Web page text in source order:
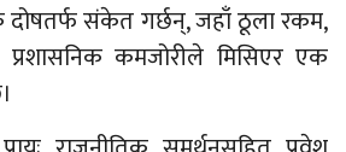
दोषतर्फ संकेत गर्छन्, जहाँ ठूला रकम,
कमजोरीले मिसिएर एक